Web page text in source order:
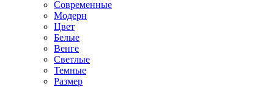
Современные
Модерн
Цвет
Белые
Венге
Светлые
Темные
Размер